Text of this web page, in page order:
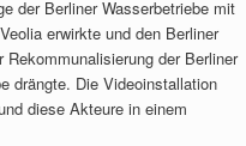
der Berliner Wasserbetriebe mit
erwirkte und den Berliner
Rekommunalisierung der Berliner
drängte. Die Videoinstallation
diese Akteure in einem